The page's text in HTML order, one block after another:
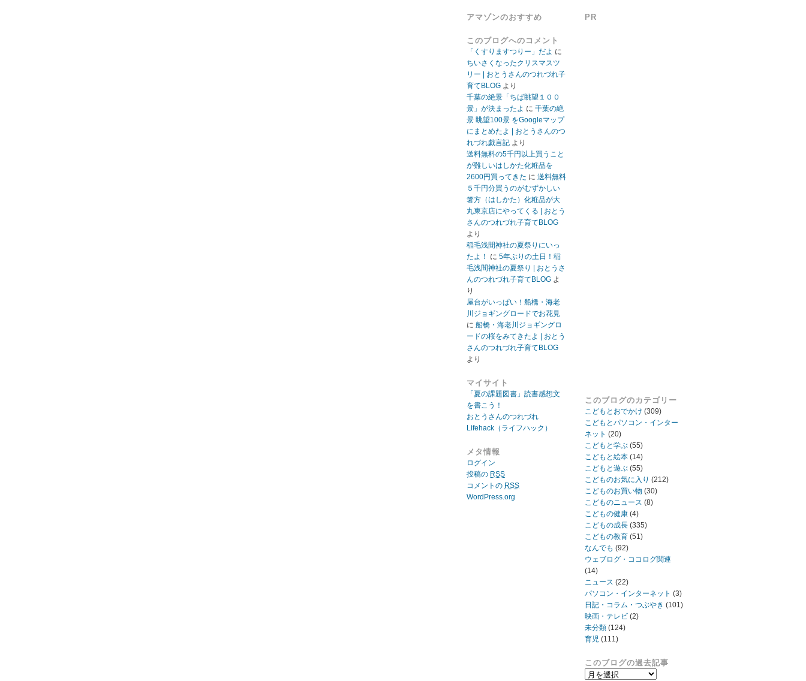
アマゾンのおすすめ
このブログへのコメント
「くすりますつりー」だよ に
ちいさくなったクリスマスツ
リー | おとうさんのつれづれ子
育てBLOG より
千葉の絶景「ちば眺望１００
景」が決まったよ に 千葉の絶
景 眺望100景 をGoogleマップ
にまとめたよ | おとうさんのつ
れづれ戯言記 より
送料無料の5千円以上買うこと
が難しいはしかた化粧品を
2600円買ってきた に 送料無料
５千円分買うのがむずかしい
箸方（はしかた）化粧品が大
丸東京店にやってくる | おとう
さんのつれづれ子育てBLOG
より
稲毛浅間神社の夏祭りにいっ
たよ！
に 5年ぶりの土日！稲
毛浅間神社の夏祭り | おとうさ
んのつれづれ子育てBLOG よ
り
屋台がいっぱい！船橋・海老
川ジョギングロードでお花見
に 船橋・海老川ジョギングロ
ードの桜をみてきたよ | おとう
さんのつれづれ子育てBLOG
より
マイサイト
「夏の課題図書」読書感想文
を書こう！
おとうさんのつれづれ
Lifehack（ライフハック）
メタ情報
ログイン
投稿の RSS
コメントの RSS
WordPress.org
PR
このブログのカテゴリー
こどもとおでかけ (309)
こどもとパソコン・インター
ネット (20)
こどもと学ぶ(55)
こどもと絵本(14)
こどもと遊ぶ(55)
こどものお気に入り (212)
こどものお買い物 (30)
こどものニュース (8)
こどもの健康(4)
こどもの成長(335)
こどもの教育(51)
なんでも (92)
ウェブログ・ココログ関連
(14)
ニュース (22)
パソコン・インターネット (3)
日記・コラム・つぶやき (101)
映画・テレビ(2)
未分類(124)
育児(111)
このブログの過去記事